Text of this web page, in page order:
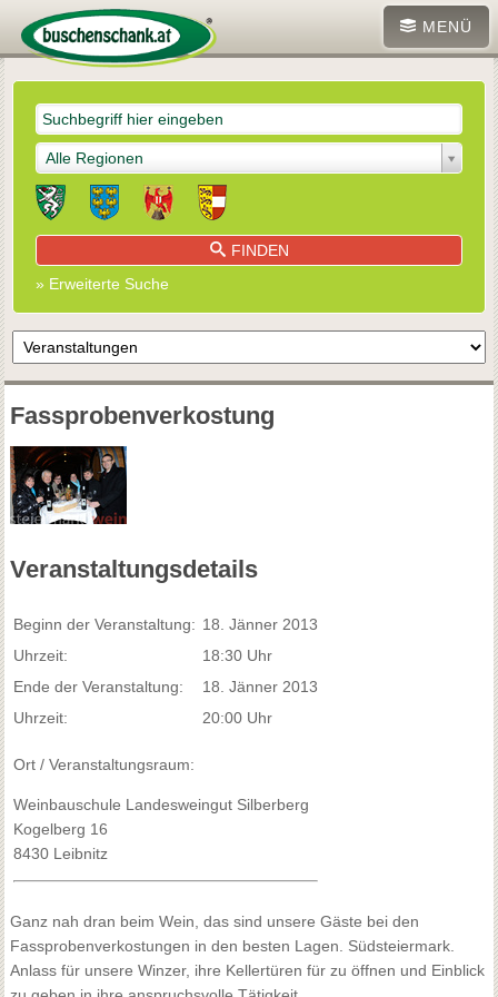
MENÜ
Alle Regionen
FINDEN
» Erweiterte Suche
Fassprobenverkostung
Veranstaltungsdetails
Beginn der Veranstaltung: 18. Jänner 2013
Uhrzeit:
18:30 Uhr
Ende der Veranstaltung:
18. Jänner 2013
Uhrzeit:
20:00 Uhr
Ort / Veranstaltungsraum:
Weinbauschule Landesweingut Silberberg
Kogelberg 16
8430 Leibnitz
Ganz nah dran beim Wein, das sind unsere Gäste bei den
Fassprobenverkostungen in den besten Lagen. Südsteiermark.
Anlass für unsere Winzer, ihre Kellertüren für zu öffnen und Einblick